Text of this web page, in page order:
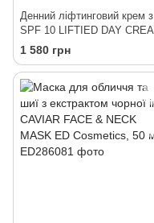
Денний ліфтинговий крем з
SPF 10 LIFTIED DAY
SPF 10 ED Cosmetics, 30 мл
1 580 грн